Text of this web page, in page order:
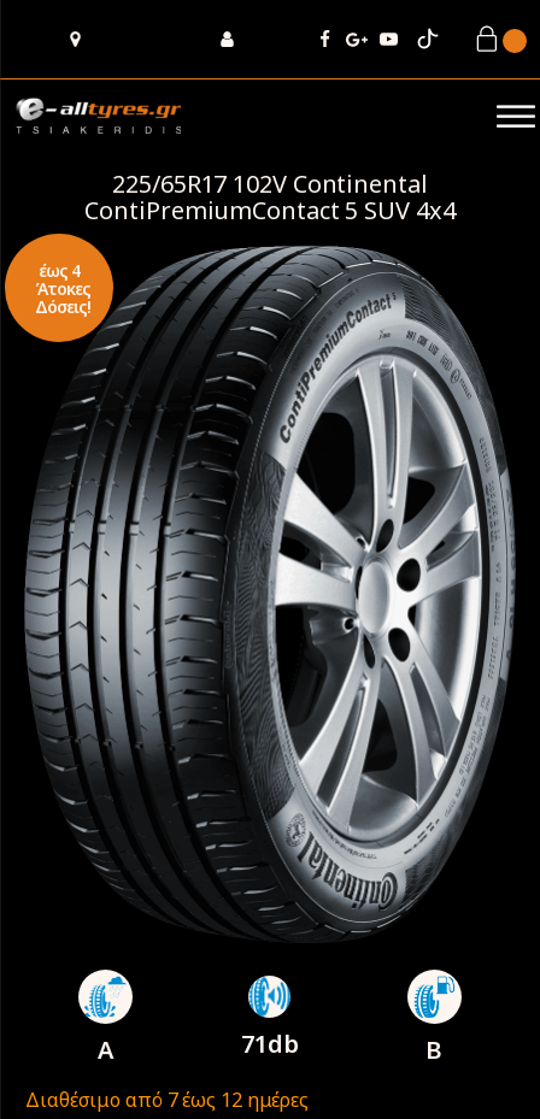
225/65R17 102V Continental
ContiPremiumContact 5 SUV 4x4
έως 4
Άτοκες
Δόσεις!
A 71db B
Διαθέσιμο από 7 έως 12 ημέρες